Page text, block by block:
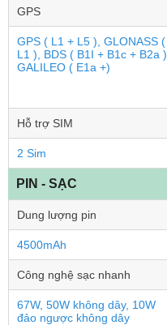
GPS
GPS ( L1 + L5 ), GLONASS (
L1 ), BDS ( B1I + B1c + B2a ),
GALILEO ( E1a +)
Hỗ trợ SIM
2 Sim
PIN - SẠC
Dung lượng pin
4500mAh
Công nghệ sạc nhanh
67W, 50W không dây, 10W
đảo ngược không dây